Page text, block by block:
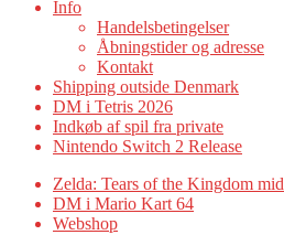
Info
Handelsbetingelser
Åbningstider og adresse
Kontakt
Shipping outside Denmark
DM i Tetris 2026
Indkøb af spil fra private
Nintendo Switch 2 Release
Zelda: Tears of the Kingdom
DM i Mario Kart 64
Webshop